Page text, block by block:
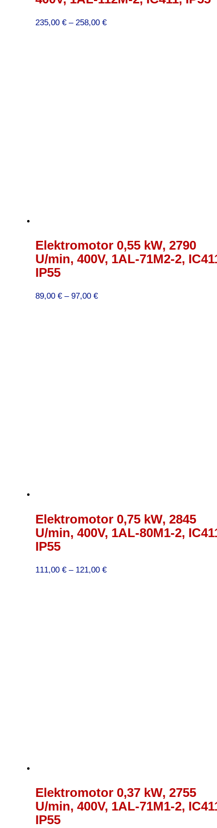
235,00 € – 258,00 €Preisspanne:
Elektromotor 0,55 kW, 2790
U/min, 400V, 1AL-71M2-2,
IP55
89,00 € – 97,00 €Preisspanne:
Elektromotor 0,75 kW, 2845
U/min, 400V, 1AL-80M1-2,
IP55
111,00 € – 121,00 €Preisspanne:
Elektromotor 0,37 kW, 2755
U/min, 400V, 1AL-71M1-2,
IP55